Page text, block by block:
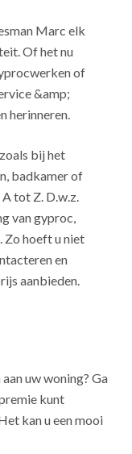
Marc elk
Of het nu
of
&amp;
herinneren.
bij het
badkamer of
A tot Z. D.w.z.
van gyproc,
hoeft u niet
en
aanbieden.
uw woning? Ga
kunt
kan u een mooi